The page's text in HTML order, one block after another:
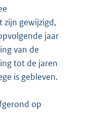
zijn gewijzigd,
jaar
van de
tot de jaren
is gebleven.
op